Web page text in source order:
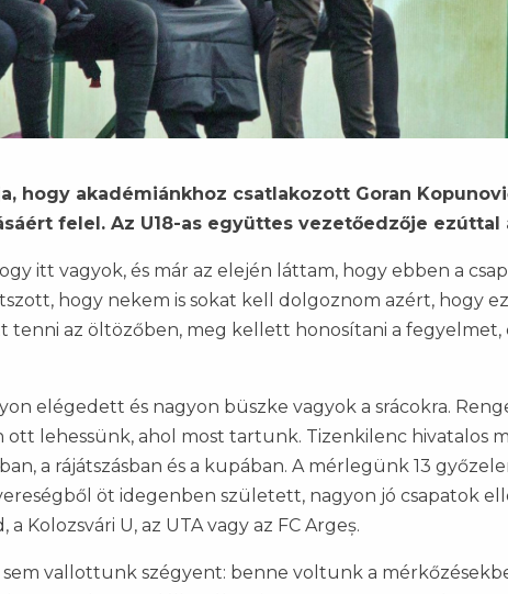
hogy akadémiánkhoz csatlakozott Goran
felel. Az U18-as együttes vezetőedzője
itt vagyok, és már az elején láttam, hogy ebben a
hogy nekem is sokat kell dolgoznom azért, hogy
tenni az öltözőben, meg kellett honosítani a
elégedett és nagyon büszke vagyok a srácokra.
ott lehessünk, ahol most tartunk. Tizenkilenc hivatalos
a rájátszásban és a kupában. A mérlegünk 13
öt idegenben született, nagyon jó csapatok
a Kolozsvári U, az UTA vagy az FC Argeș.
vallottunk szégyent: benne voltunk a